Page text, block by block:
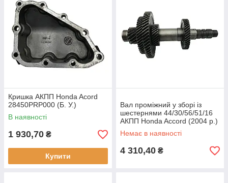
Кришка АКПП Honda Acord
28450PRP000 (Б. У.)
В наявності
1 930,70 ₴
Купити
Вал проміжний у зборі із
шестернями 44/30/56/51/16
АКПП Honda Accord (2004 р.)
23221P6H901 23221RCT0
(Б.У.)
Немає в наявності
4 310,40 ₴